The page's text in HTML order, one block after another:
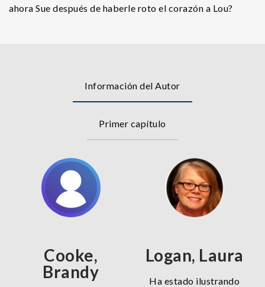
ahora Sue después de haberle roto el corazón a Lou?
Información del Autor
Primer capítulo
Cooke,
Brandy
Logan, Laura
Ha estado ilustrando